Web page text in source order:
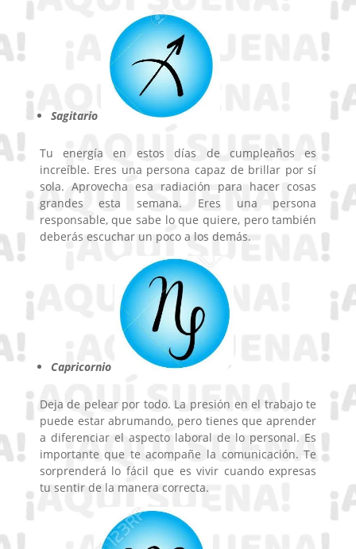
Sagitario
Tu energía en estos días de cumpleaños es
increíble. Eres una persona capaz de brillar por sí
sola. Aprovecha esa radiación para hacer cosas
grandes esta semana. Eres una persona
responsable, que sabe lo que quiere, pero también
deberás escuchar un poco a los demás.
Capricornio
Deja de pelear por todo. La presión en el trabajo te
puede estar abrumando, pero tienes que aprender
a diferenciar el aspecto laboral de lo personal. Es
importante que te acompañe la comunicación. Te
sorprenderá lo fácil que es vivir cuando expresas
tu sentir de la manera correcta.